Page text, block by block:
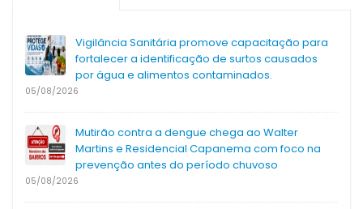
Vigilância Sanitária promove capacitação para
fortalecer a identificação de surtos causados
por água e alimentos contaminados.
05/08/2026
Mutirão contra a dengue chega ao Walter
Martins e Residencial Capanema com foco na
prevenção antes do período chuvoso
05/08/2026